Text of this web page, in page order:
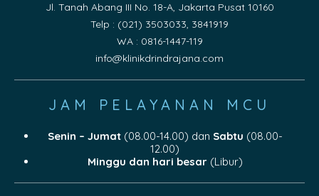
Jl. Tanah Abang III No. 18-A, Jakarta Pusat 10160
Telp : (021) 3503033, 3841919
WA : 0816-1447-119
info@klinikdrindrajana.com
JAM PELAYANAN MCU
Senin – Jumat(08.00-14.00) dan Sabtu (08.00-
12.00)
Minggu dan hari besar(Libur)